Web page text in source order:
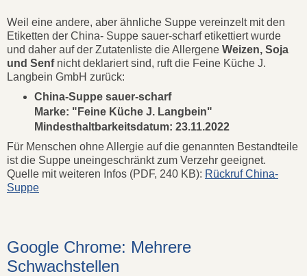
Weil eine andere, aber ähnliche Suppe vereinzelt mit den
Etiketten der China- Suppe sauer-scharf etikettiert wurde
und daher auf der Zutatenliste die Allergene Weizen, Soja
und Senfnicht deklariert sind, ruft die Feine Küche J.
Langbein GmbH zurück:
China-Suppe sauer-scharf
Marke: "Feine Küche J. Langbein"
Mindesthaltbarkeitsdatum: 23.11.2022
Für Menschen ohne Allergie auf die genannten Bestandteile
ist die Suppe uneingeschränkt zum Verzehr geeignet.
Quelle mit weiteren Infos (PDF, 240 KB): Rückruf China-
Suppe
Google Chrome: Mehrere
Schwachstellen